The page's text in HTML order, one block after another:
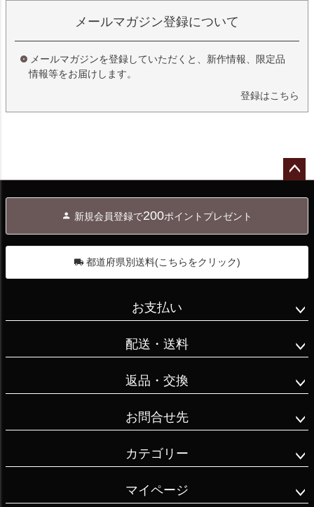
メールマガジン登録について
メールマガジンを登録していただくと、新作情報、限定品
情報等をお届けします。
登録はこちら
へ
新規会員登録で200ポイントプレゼント
都道府県別送料(こちらをクリック)
お支払い
配送・送料
返品・交換
お問合せ先
カテゴリー
マイページ